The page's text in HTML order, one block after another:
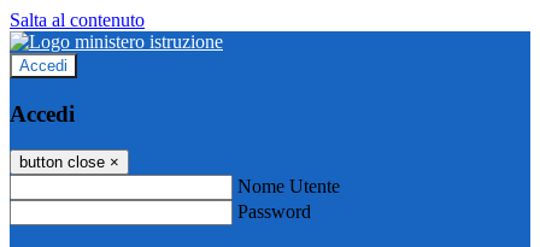
Salta al contenuto
Accedi
Accedi
button close ×
Nome Utente
Password